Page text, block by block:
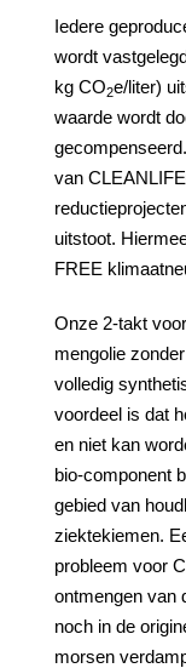
Iedere
wordt
kg CO2e/liter)
waarde wordt
van
uitstoot.
FREE
Onze 2-takt
mengolie
volledig
voordeel is dat
en niet kan
bio-component
gebied van
ziektekiemen.
probleem voor
ontmengen van
noch in de
morsen